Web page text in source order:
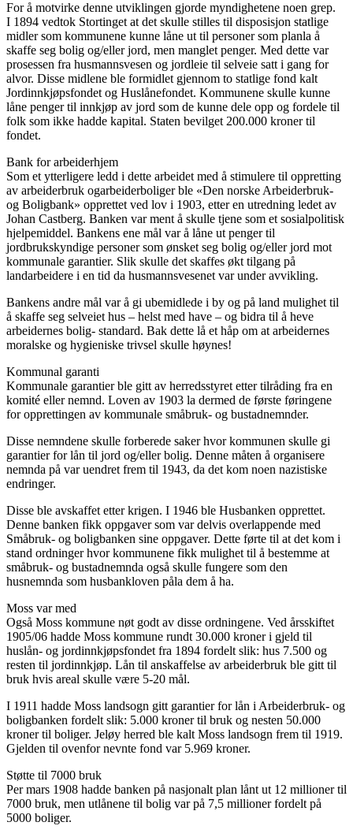
For å motvirke denne utviklingen gjorde myndighetene noen grep.
I 1894 vedtok Stortinget at det skulle stilles til disposisjon statlige
midler som kommunene kunne låne ut til personer som planla å
skaffe seg bolig og/eller jord, men manglet penger. Med dette var
prosessen fra husmannsvesen og jordleie til selveie satt i gang for
alvor. Disse midlene ble formidlet gjennom to statlige fond kalt
Jordinnkjøpsfondet og Huslånefondet. Kommunene skulle kunne
låne penger til innkjøp av jord som de kunne dele opp og fordele til
folk som ikke hadde kapital. Staten bevilget 200.000 kroner til
fondet.
Bank for arbeiderhjem
Som et ytterligere ledd i dette arbeidet med å stimulere til oppretting
av arbeiderbruk ogarbeiderboliger ble «Den norske Arbeiderbruk-
og Boligbank» opprettet ved lov i 1903, etter en utredning ledet av
Johan Castberg. Banken var ment å skulle tjene som et sosialpolitisk
hjelpemiddel. Bankens ene mål var å låne ut penger til
jordbrukskyndige personer som ønsket seg bolig og/eller jord mot
kommunale garantier. Slik skulle det skaffes økt tilgang på
landarbeidere i en tid da husmannsvesenet var under avvikling.
Bankens andre mål var å gi ubemidlede i by og på land mulighet til
å skaffe seg selveiet hus – helst med have – og bidra til å heve
arbeidernes bolig- standard. Bak dette lå et håp om at arbeidernes
moralske og hygieniske trivsel skulle høynes!
Kommunal garanti
Kommunale garantier ble gitt av herredsstyret etter tilråding fra en
komité eller nemnd. Loven av 1903 la dermed de første føringene
for opprettingen av kommunale småbruk- og bustadnemnder.
Disse nemndene skulle forberede saker hvor kommunen skulle gi
garantier for lån til jord og/eller bolig. Denne måten å organisere
nemnda på var uendret frem til 1943, da det kom noen nazistiske
endringer.
Disse ble avskaffet etter krigen. I 1946 ble Husbanken opprettet.
Denne banken fikk oppgaver som var delvis overlappende med
Småbruk- og boligbanken sine oppgaver. Dette førte til at det kom i
stand ordninger hvor kommunene fikk mulighet til å bestemme at
småbruk- og bustadnemnda også skulle fungere som den
husnemnda som husbankloven påla dem å ha.
Moss var med
Også Moss kommune nøt godt av disse ordningene. Ved årsskiftet
1905/06 hadde Moss kommune rundt 30.000 kroner i gjeld til
huslån- og jordinnkjøpsfondet fra 1894 fordelt slik: hus 7.500 og
resten til jordinnkjøp. Lån til anskaffelse av arbeiderbruk ble gitt til
bruk hvis areal skulle være 5-20 mål.
I 1911 hadde Moss landsogn gitt garantier for lån i Arbeiderbruk- og
boligbanken fordelt slik: 5.000 kroner til bruk og nesten 50.000
kroner til boliger. Jeløy herred ble kalt Moss landsogn frem til 1919.
Gjelden til ovenfor nevnte fond var 5.969 kroner.
Støtte til 7000 bruk
Per mars 1908 hadde banken på nasjonalt plan lånt ut 12 millioner til
7000 bruk, men utlånene til bolig var på 7,5 millioner fordelt på
5000 boliger.